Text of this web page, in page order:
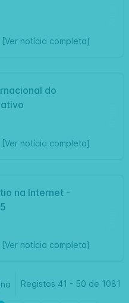
[Ver notícia completa]
do
[Ver notícia completa]
na Internet -
[Ver notícia completa]
Registos 41 - 50 de 1081